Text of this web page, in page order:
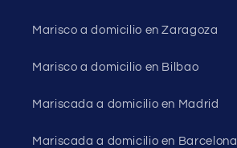
Marisco a domicilio en Zaragoza
Marisco a domicilio en Bilbao
Mariscada a domicilio en Madrid
Mariscada a domicilio en Barcelona